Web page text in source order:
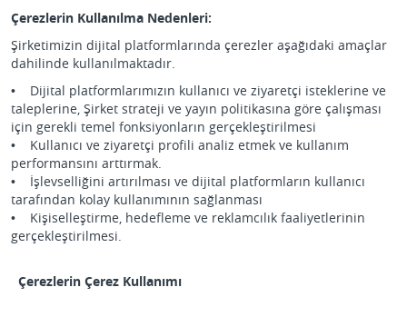
Çerezlerin Kullanılma Nedenleri:
Şirketimizin dijital platformlarında çerezler aşağıdaki amaçlar
dahilinde kullanılmaktadır.
• Dijital platformlarımızın kullanıcı ve ziyaretçi isteklerine ve
taleplerine, Şirket strateji ve yayın politikasına göre çalışması
için gerekli temel fonksiyonların gerçekleştirilmesi
• Kullanıcı ve ziyaretçi profili analiz etmek ve kullanım
performansını arttırmak.
• İşlevselliğini artırılması ve dijital platformların kullanıcı
tarafından kolay kullanımının sağlanması
• Kişiselleştirme, hedefleme ve reklamcılık faaliyetlerinin
gerçekleştirilmesi.
Çerezlerin Çerez Kullanımı